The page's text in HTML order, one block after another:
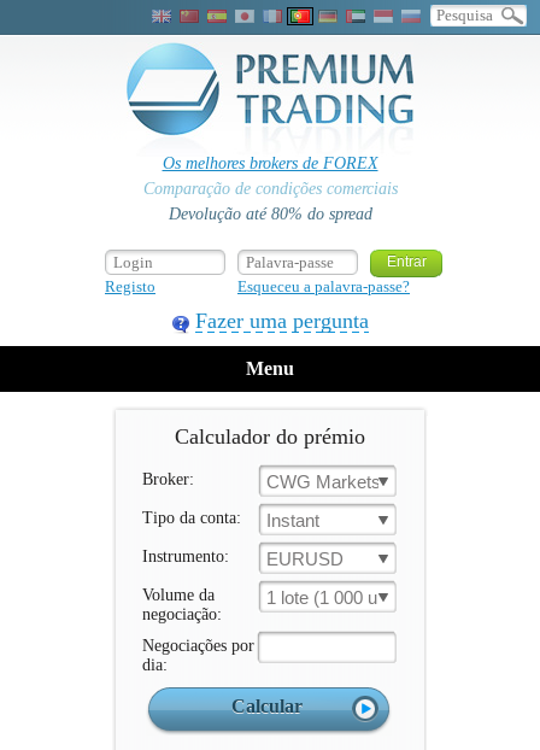
Os melhores brokers de FOREX
Comparação de condições comerciais
Devolução até 80% do spread
Registo Esqueceu a palavra-passe?
Fazer uma pergunta
Menu
Calculador do prémio
Broker: CWG Markets
Tipo da conta: Instant
Instrumento: EURUSD
Volume da
negociação:
1 lote (1 000 un.)
Negociações por
dia: